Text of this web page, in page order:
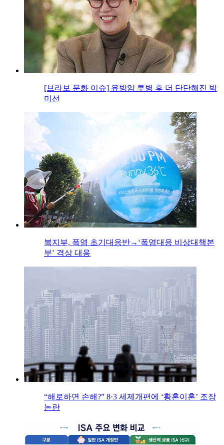
[브라보 문화 이슈] 유방암 투병 후 더 단단해진 박
미선
복지부, 폭염 초기대응반→‘폭염대응 비상대책본
부’ 격상 대응
“해로하면 손해?” 8·3 세제개편에 ‘황혼이혼’ 조장
논란